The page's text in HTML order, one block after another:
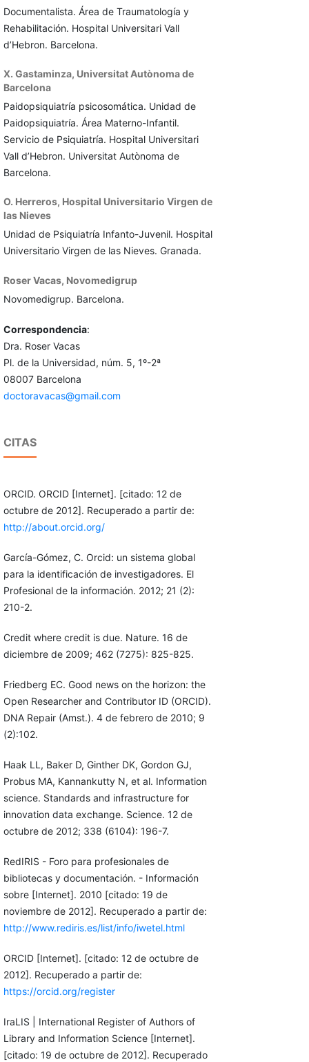
Documentalista. Área de Traumatología y
Rehabilitación. Hospital Universitari Vall
d’Hebron. Barcelona.
X. Gastaminza, Universitat Autònoma de
Barcelona
Paidopsiquiatría psicosomática. Unidad de
Paidopsiquiatría. Área Materno-Infantil.
Servicio de Psiquiatría. Hospital Universitari
Vall d’Hebron. Universitat Autònoma de
Barcelona.
O. Herreros, Hospital Universitario Virgen de
las Nieves
Unidad de Psiquiatría Infanto-Juvenil. Hospital
Universitario Virgen de las Nieves. Granada.
Roser Vacas, Novomedigrup
Novomedigrup. Barcelona.
Correspondencia:
Dra. Roser Vacas
Pl. de la Universidad, núm. 5, 1º-2ª
08007 Barcelona
doctoravacas@gmail.com
CITAS
ORCID. ORCID [Internet]. [citado: 12 de
octubre de 2012]. Recuperado a partir de:
http://about.orcid.org/
García-Gómez, C. Orcid: un sistema global
para la identificación de investigadores. El
Profesional de la información. 2012; 21 (2):
210-2.
Credit where credit is due. Nature. 16 de
diciembre de 2009; 462 (7275): 825-825.
Friedberg EC. Good news on the horizon: the
Open Researcher and Contributor ID (ORCID).
DNA Repair (Amst.). 4 de febrero de 2010; 9
(2):102.
Haak LL, Baker D, Ginther DK, Gordon GJ,
Probus MA, Kannankutty N, et al. Information
science. Standards and infrastructure for
innovation data exchange. Science. 12 de
octubre de 2012; 338 (6104): 196-7.
RedIRIS - Foro para profesionales de
bibliotecas y documentación. - Información
sobre [Internet]. 2010 [citado: 19 de
noviembre de 2012]. Recuperado a partir de:
http://www.rediris.es/list/info/iwetel.html
ORCID [Internet]. [citado: 12 de octubre de
2012]. Recuperado a partir de:
https://orcid.org/register
IraLIS | International Register of Authors of
Library and Information Science [Internet].
[citado: 19 de octubre de 2012]. Recuperado